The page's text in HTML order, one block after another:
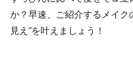
か？早速、ご紹介するメイク
見え”を叶えましょう！